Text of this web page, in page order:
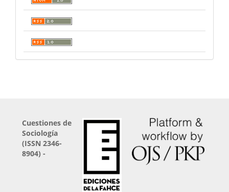
Cuestiones de
Sociología
(ISSN 2346-
8904) -